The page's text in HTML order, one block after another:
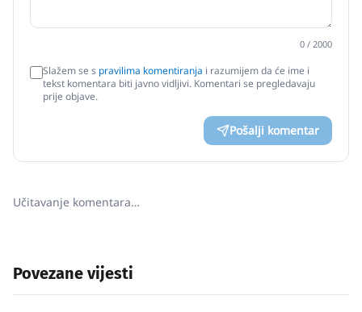
0 / 2000
Slažem se s pravilima komentiranja i razumijem da će ime i
tekst komentara biti javno vidljivi. Komentari se pregledavaju
prije objave.
Pošalji komentar
Učitavanje komentara…
Povezane vijesti